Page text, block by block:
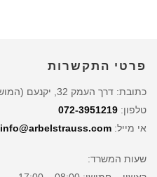
פרטי התקשרות
כתובת: דרך העמק 32, יקנעם (המושבה)
טלפון: 072-3951219
אי מייל: info@arbelstrauss.com
שעות המשרד: